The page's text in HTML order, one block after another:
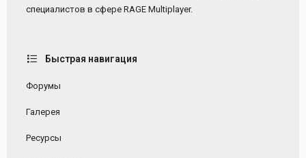
специалистов в сфере RAGE Multiplayer.
Быстрая навигация
Форумы
Галерея
Ресурсы